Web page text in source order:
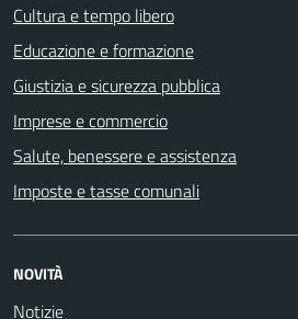
Cultura e tempo libero
Educazione e formazione
Giustizia e sicurezza pubblica
Imprese e commercio
Salute, benessere e assistenza
Imposte e tasse comunali
NOVITÀ
Notizie